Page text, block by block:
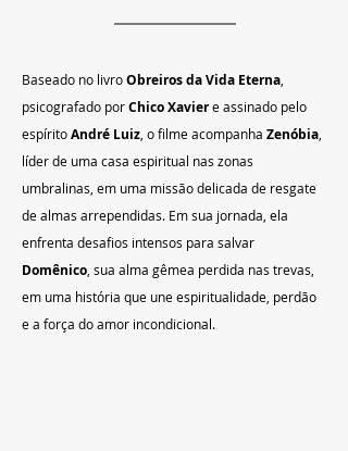
Baseado no livro Obreiros da Vida Eterna
psicografado por Chico Xavier e assinado pelo
espírito André Luiz , o filme acompanha Zenóbia
líder de uma casa espiritual nas zonas
umbralinas, em uma missão delicada de resgate
de almas arrependidas. Em sua jornada, ela
enfrenta desafios intensos para salvar
Domênico , sua alma gêmea perdida nas trevas,
em uma história que une espiritualidade, perdão
e a força do amor incondicional.